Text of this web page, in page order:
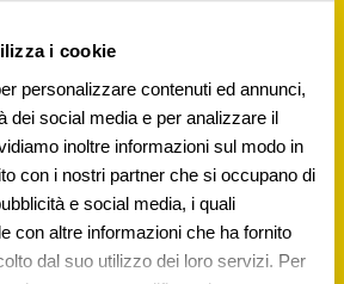
i cookie
personalizzare contenuti ed annunci,
dei social media e per analizzare il
inoltre informazioni sul modo in
con i nostri partner che si occupano di
e social media, i quali
con altre informazioni che ha fornito
dal suo utilizzo dei loro servizi. Per
del 50%
fino al 30 AGOSTO.
in punto vendita.